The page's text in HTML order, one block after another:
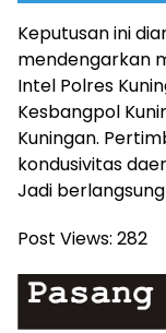
Keputusan ini
mendengarkan
Intel Polres
Kesbangpol
Kuningan.
kondusivitas
Jadi
Post Views: 282